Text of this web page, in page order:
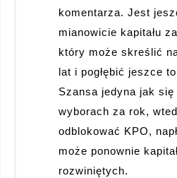
komentarza. Jest
mianowicie kapitału
który może skreślić
lat i pogłębić jeszce
Szansa jedyna jak
wyborach za rok,
odblokować KPO,
może ponownie
rozwiniętych.